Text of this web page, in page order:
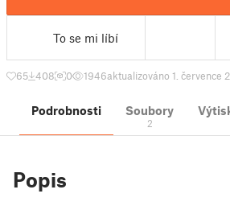
To se mi líbí
65 408 0 1946aktualizováno 1. července
Podrobnosti Soubory
2
Popis